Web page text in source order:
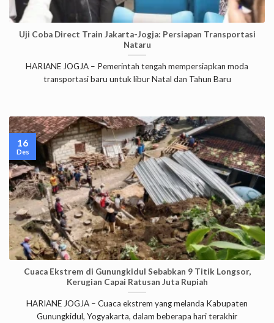
Uji Coba Direct Train Jakarta-Jogja: Persiapan Transportasi
Nataru
HARIANE JOGJA – Pemerintah tengah mempersiapkan moda
transportasi baru untuk libur Natal dan Tahun Baru
Cuaca Ekstrem di Gunungkidul Sebabkan 9 Titik Longsor,
Kerugian Capai Ratusan Juta Rupiah
HARIANE JOGJA – Cuaca ekstrem yang melanda Kabupaten
Gunungkidul, Yogyakarta, dalam beberapa hari terakhir
16
Des